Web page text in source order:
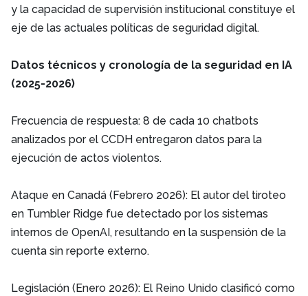
y la capacidad de supervisión institucional constituye el
eje de las actuales políticas de seguridad digital.
Datos técnicos y cronología de la seguridad en IA
(2025-2026)
Frecuencia de respuesta: 8 de cada 10 chatbots
analizados por el CCDH entregaron datos para la
ejecución de actos violentos.
Ataque en Canadá (Febrero 2026): El autor del tiroteo
en Tumbler Ridge fue detectado por los sistemas
internos de OpenAI, resultando en la suspensión de la
cuenta sin reporte externo.
Legislación (Enero 2026): El Reino Unido clasificó como